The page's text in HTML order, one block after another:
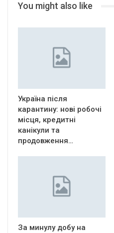
You might also like
Україна після
карантину: нові робочі
місця, кредитні
канікули та
продовження…
За минулу добу на